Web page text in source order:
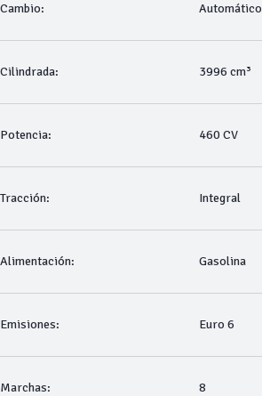
Cambio: Automático
Cilindrada: 3996 cm³
Potencia: 460 CV
Tracción: Integral
Alimentación: Gasolina
Emisiones: Euro 6
Marchas: 8